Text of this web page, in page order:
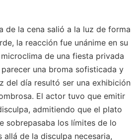
de la cena salió a la luz de forma
la reacción fue unánime en su
de una fiesta privada
una broma sofisticada y
del día resultó ser una exhibición
El actor tuvo que emitir
admitiendo que el plato
sobrepasaba los límites de lo
allá de la disculpa necesaria,